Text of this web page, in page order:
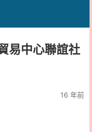
易中心聯誼社
16 年前